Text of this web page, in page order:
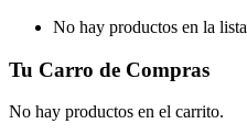
No hay productos en la lista
Tu Carro de Compras
No hay productos en el carrito.